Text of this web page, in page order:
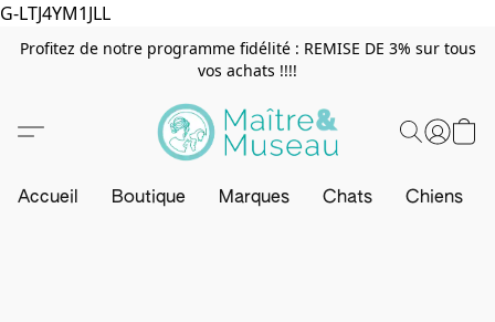
G-LTJ4YM1JLL
Profitez de notre programme fidélité : REMISE DE 3% sur tous
vos achats !!!!
Accueil Boutique Marques Chats Chiens